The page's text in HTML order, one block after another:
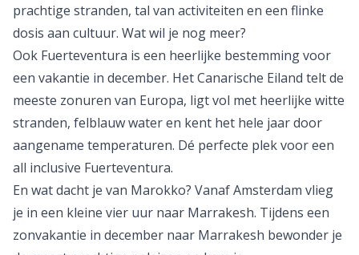
prachtige stranden, tal van activiteiten en een flinke
dosis aan cultuur. Wat wil je nog meer?
Ook Fuerteventura is een heerlijke bestemming voor
een vakantie in december. Het Canarische Eiland telt de
meeste zonuren van Europa, ligt vol met heerlijke witte
stranden, felblauw water en kent het hele jaar door
aangename temperaturen. Dé perfecte plek voor een
all inclusive Fuerteventura.
En wat dacht je van Marokko? Vanaf Amsterdam vlieg
je in een kleine vier uur naar Marrakesh. Tijdens een
zonvakantie in december naar Marrakesh bewonder je